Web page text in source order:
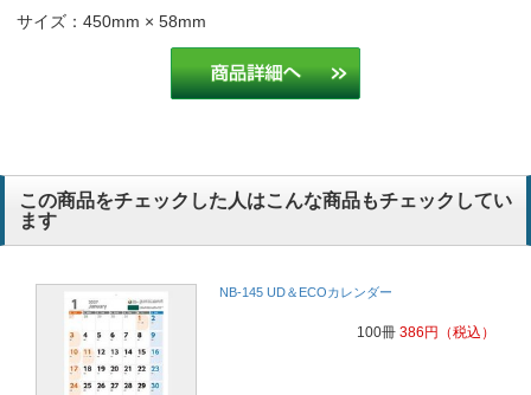
サイズ：450mm × 58mm
この商品をチェックした人はこんな商品もチェックしてい
ます
NB-145 UD＆ECOカレンダー
100冊 386円 （税込）